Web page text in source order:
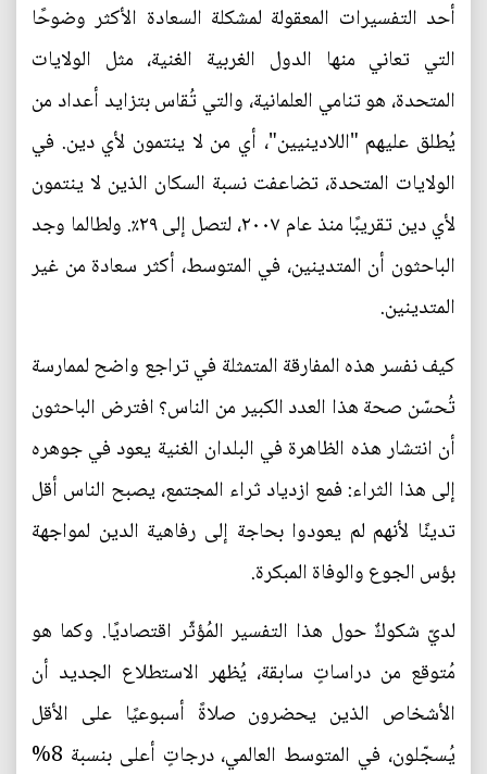
أحد التفسيرات المعقولة لمشكلة السعادة الأكثر وضوحًا
التي تعاني منها الدول الغربية الغنية، مثل الولايات
المتحدة، هو تنامي العلمانية، والتي تُقاس بتزايد أعداد من
يُطلق عليهم "اللادينيين"، أي من لا ينتمون لأي دين. في
الولايات المتحدة، تضاعفت نسبة السكان الذين لا ينتمون
لأي دين تقريبًا منذ عام ٢٠٠٧، لتصل إلى ٢٩٪. ولطالما وجد
الباحثون أن المتدينين، في المتوسط، أكثر سعادة من غير
المتدينين.
كيف نفسر هذه المفارقة المتمثلة في تراجع واضح لممارسة
تُحسّن صحة هذا العدد الكبير من الناس؟ افترض الباحثون
أن انتشار هذه الظاهرة في البلدان الغنية يعود في جوهره
إلى هذا الثراء: فمع ازدياد ثراء المجتمع، يصبح الناس أقل
تدينًا لأنهم لم يعودوا بحاجة إلى رفاهية الدين لمواجهة
بؤس الجوع والوفاة المبكرة.
لديّ شكوكٌ حول هذا التفسير المُؤثّر اقتصاديًا. وكما هو
مُتوقع من دراساتٍ سابقة، يُظهر الاستطلاع الجديد أن
الأشخاص الذين يحضرون صلاةً أسبوعيًا على الأقل
يُسجّلون، في المتوسط العالمي، درجاتٍ أعلى بنسبة 8%